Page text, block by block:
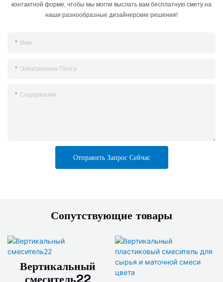
контактной форме, чтобы мы могли выслать вам бесплатную смету на
наши разнообразные дизайнерские решения!
Имя
Электронная Почта
Содержание
Отправить Запрос Сейчас
Сопутствующие товары
Вертикальный